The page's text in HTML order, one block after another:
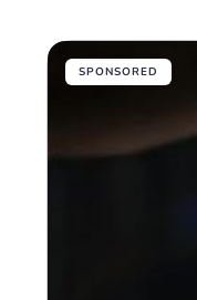
SPONSORED